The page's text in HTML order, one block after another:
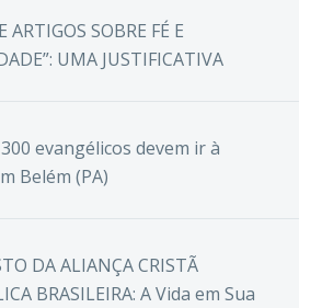
ARTIGOS SOBRE FÉ E
UMA JUSTIFICATIVA
evangélicos devem ir à
Belém (PA)
DA ALIANÇA CRISTÃ
BRASILEIRA: A Vida em Sua